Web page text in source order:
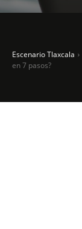
Escenario Tlaxcala
en 7 pasos?